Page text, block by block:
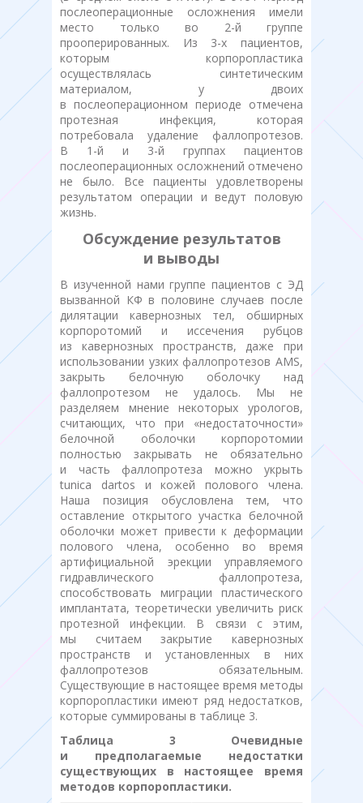
послеоперационные осложнения имели
место только во 2-й группе
прооперированных. Из 3-х пациентов,
которым корпоропластика
осуществлялась синтетическим
материалом, у двоих
в послеоперационном периоде отмечена
протезная инфекция, которая
потребовала удаление фаллопротезов.
В 1-й и 3-й группах пациентов
послеоперационных осложнений отмечено
не было. Все пациенты удовлетворены
результатом операции и ведут половую
жизнь.
Обсуждение результатов
и выводы
В изученной нами группе пациентов с ЭД
вызванной КФ в половине случаев после
дилятации кавернозных тел, обширных
корпоротомий и иссечения рубцов
из кавернозных пространств, даже при
использовании узких фаллопротезов AMS,
закрыть белочную оболочку над
фаллопротезом не удалось. Мы не
разделяем мнение некоторых урологов,
считающих, что при «недостаточности»
белочной оболочки корпоротомии
полностью закрывать не обязательно
и часть фаллопротеза можно укрыть
tunica dartos и кожей полового члена.
Наша позиция обусловлена тем, что
оставление открытого участка белочной
оболочки может привести к деформации
полового члена, особенно во время
артифициальной эрекции управляемого
гидравлического фаллопротеза,
способствовать миграции пластического
имплантата, теоретически увеличить риск
протезной инфекции. В связи с этим,
мы считаем закрытие кавернозных
пространств и установленных в них
фаллопротезов обязательным.
Существующие в настоящее время методы
корпоропластики имеют ряд недостатков,
которые суммированы в таблице 3.
Таблица 3 Очевидные
и предполагаемые недостатки
существующих в настоящее время
методов корпоропластики.